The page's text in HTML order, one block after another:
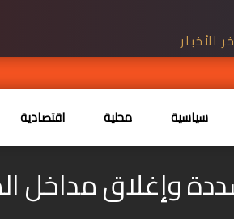
الأخبار
سياسية محلية اقتصادية
وإغلاق مداخل